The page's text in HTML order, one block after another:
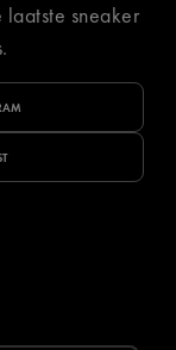
sneaker